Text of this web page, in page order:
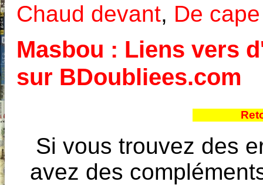
Chaud devant, De
Masbou : Liens vers
sur BDoubliees.com
Si vous trouvez des
avez des